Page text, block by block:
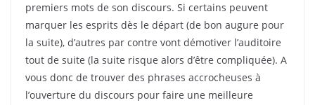
premiers mots de son discours. Si certains peuvent
marquer les esprits dès le départ (de bon augure pour
la suite), d’autres par contre vont démotiver l’auditoire
tout de suite (la suite risque alors d’être compliquée). A
vous donc de trouver des phrases accrocheuses à
l’ouverture du discours pour faire une meilleure